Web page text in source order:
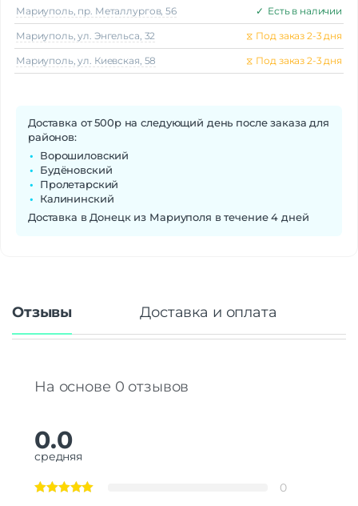
Мариуполь, пр. Металлургов, 56 ✓ Есть в наличии
Мариуполь, ул. Энгельса, 32 ⧖ Под заказ 2-3 дня
Мариуполь, ул. Киевская, 58 ⧖ Под заказ 2-3 дня
Доставка от 500р на следующий день после заказа для
районов:
Ворошиловский
Будёновский
Пролетарский
Калининский
Доставка в Донецк из Мариуполя в течение 4 дней
Отзывы Доставка и оплата
На основе 0 отзывов
0.0
средняя
0